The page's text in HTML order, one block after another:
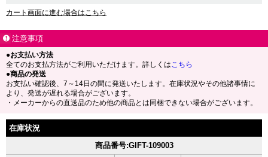
カート画面に進む場合はこちら
注意事項
●お支払い方法
全てのお支払方法がご利用いただけます。詳しくはこちら
●商品の発送
お支払い確認後、7～14日の間に発送いたします。在庫状況やその他諸事情に
より、発送が遅れる場合がございます。
・メーカーからの直送品のため他の商品とは同梱できない場合がございます。
在庫状況
商品番号:GIFT-109003